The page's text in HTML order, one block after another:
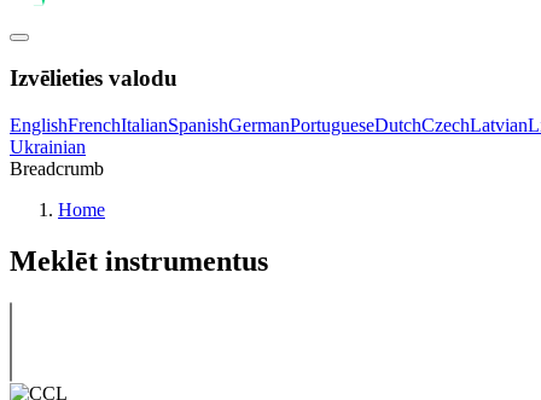
Izvēlieties valodu
EnglishFrenchItalianSpanishGermanPortugueseDutchCzechLatvian
Ukrainian
Breadcrumb
Home
Meklēt instrumentus